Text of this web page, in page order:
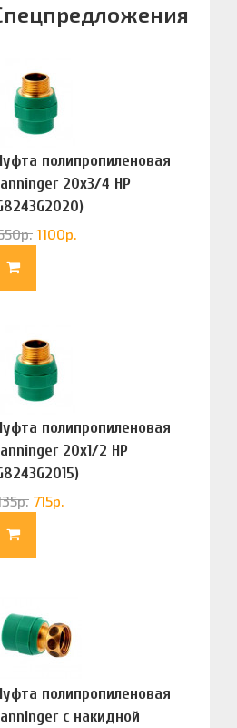
полипропиленовая
20х3/4 НР
р. 1100р.
полипропиленовая
20х1/2 НР
р. 715р.
полипропиленовая
с накидной